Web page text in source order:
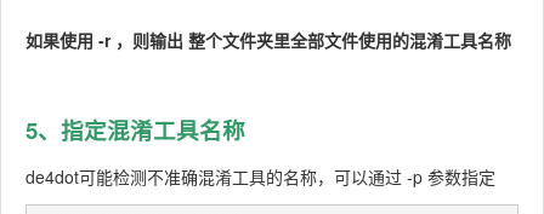
如果使用 -r ，则输出 整个文件夹里全部文件使用的混淆工具名称
5、指定混淆工具名称
de4dot可能检测不准确混淆工具的名称，可以通过 -p 参数指定